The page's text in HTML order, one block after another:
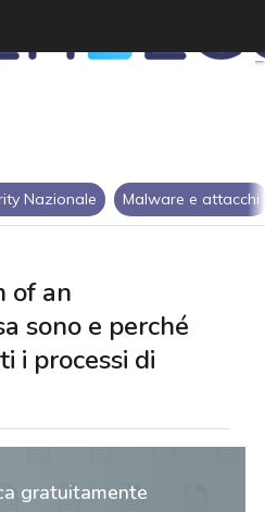
Nazionale Malware e attacchi
of an
sono e perché
i processi di
gratuitamente